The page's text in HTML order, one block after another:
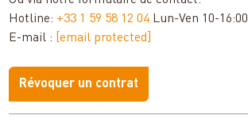
Hotline: +33 1 59 58 12 04 Lun-Ven 10-16:00
E-mail :
[email protected]
Révoquer un contrat